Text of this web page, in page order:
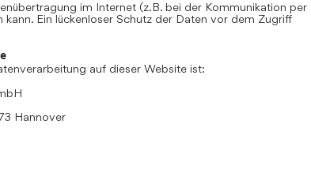
im Internet (z.B. bei der Kommunikation per
kann. Ein lückenloser Schutz der Daten vor dem Zugriff
auf dieser Website ist:
Hannover